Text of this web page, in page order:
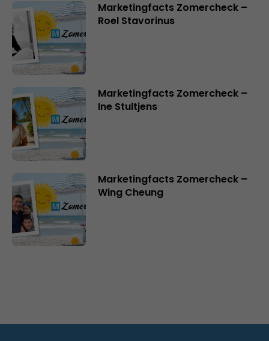
Marketingfacts Zomercheck –
Roel Stavorinus
Marketingfacts Zomercheck –
Ine Stultjens
Marketingfacts Zomercheck –
Wing Cheung